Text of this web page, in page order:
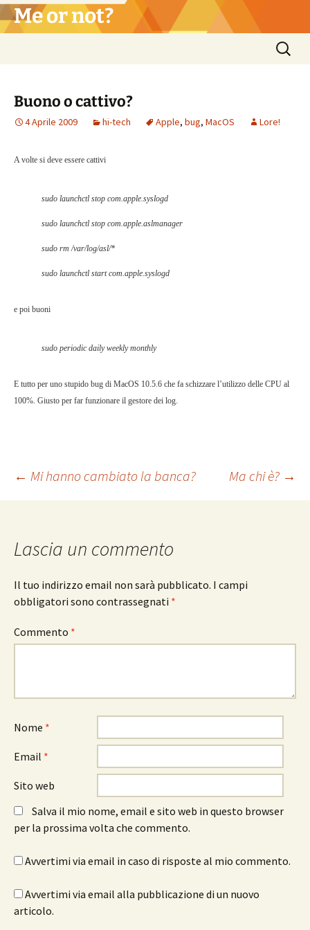
Vai
al Me or not?
Ricerca
per:
Buono o cattivo?
4 Aprile 2009 hi-tech Apple, bug, MacOS Lore!
A volte si deve essere cattivi
sudo launchctl stop com.apple.syslogd
sudo launchctl stop com.apple.aslmanager
sudo rm /var/log/asl/*
sudo launchctl start com.apple.syslogd
e poi buoni
sudo periodic daily weekly monthly
E tutto per uno stupido bug di MacOS 10.5.6 che fa schizzare l’utilizzo delle CPU al
100%. Giusto per far funzionare il gestore dei log.
Navigazione
← Mi hanno cambiato la banca? Ma chi è? →
Lascia un commento
Il tuo indirizzo email non sarà pubblicato. I campi
obbligatori sono contrassegnati *
Commento *
Nome *
Email *
Sito web
Salva il mio nome, email e sito web in questo browser
per la prossima volta che commento.
Avvertimi via email in caso di risposte al mio commento.
Avvertimi via email alla pubblicazione di un nuovo
articolo.